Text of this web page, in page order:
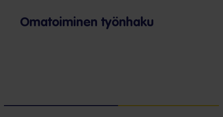
Omatoiminen työnhaku